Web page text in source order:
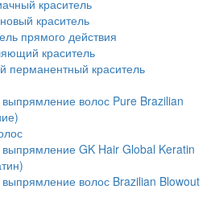
краситель
краситель
прямого действия
краситель
перманентный краситель
выпрямление волос Pure Brazilian
выпрямление GK Hair Global Keratin
выпрямление волос Brazilian Blowout